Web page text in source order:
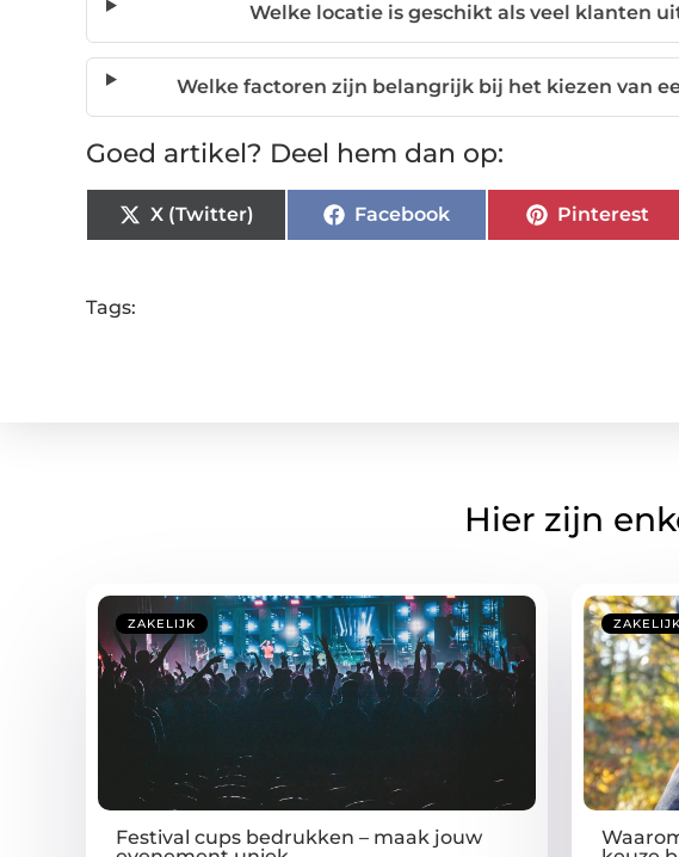
Welke locatie is geschikt als veel klanten
Welke factoren zijn belangrijk bij het kiezen van
Goed artikel? Deel hem dan op:
X (Twitter) Facebook Pinterest
Tags:
Hier zijn
ZAKELIJK
Festival cups bedrukken – maak jouw
ZAKELIJK